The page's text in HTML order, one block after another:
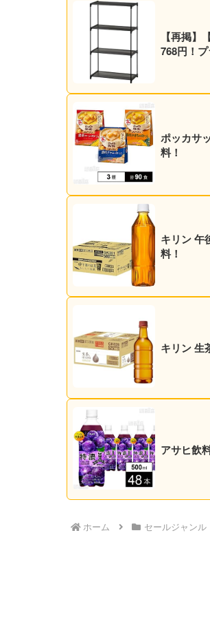
【再掲
768円！
ポッカサ
料！
キリン 午
料！
キリン 生
アサヒ飲
ホーム セールジャンル